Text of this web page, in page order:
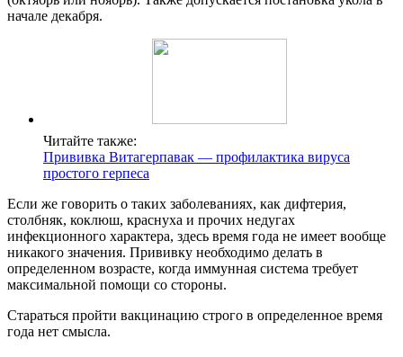
начале декабря.
Читайте также:
Прививка Витагерпавак — профилактика вируса
простого герпеса
Если же говорить о таких заболеваниях, как дифтерия,
столбняк, коклюш, краснуха и прочих недугах
инфекционного характера, здесь время года не имеет вообще
никакого значения. Прививку необходимо делать в
определенном возрасте, когда иммунная система требует
максимальной помощи со стороны.
Стараться пройти вакцинацию строго в определенное время
года нет смысла.